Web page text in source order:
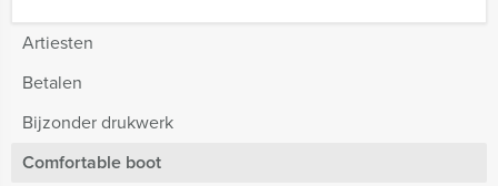
Artiesten
Betalen
Bijzonder drukwerk
Comfortable boot